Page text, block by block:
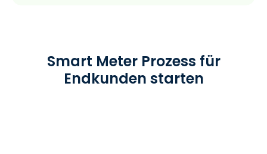
Smart Meter Prozess für
Endkunden starten